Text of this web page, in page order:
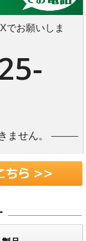
でお願いしま
ません。